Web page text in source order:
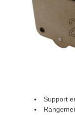
Support